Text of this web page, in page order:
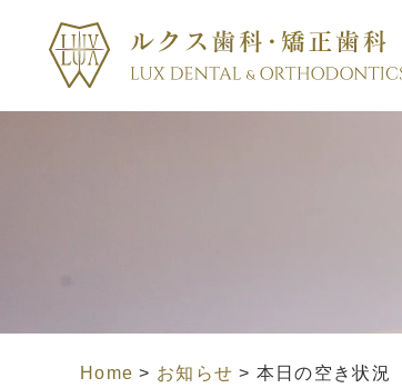
Home > お知らせ > 本日の空き状況